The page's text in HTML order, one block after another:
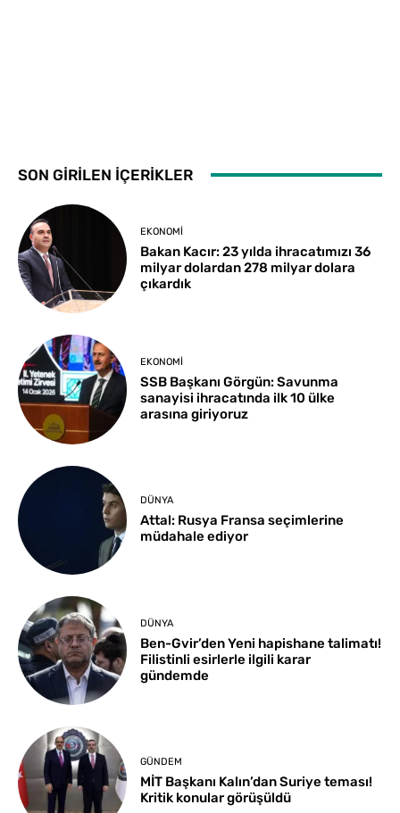
SON GİRİLEN İÇERİKLER
EKONOMI
Bakan Kacır: 23 yılda ihracatımızı 36
milyar dolardan 278 milyar dolara
çıkardık
EKONOMI
SSB Başkanı Görgün: Savunma
sanayisi ihracatında ilk 10 ülke
arasına giriyoruz
DÜNYA
Attal: Rusya Fransa seçimlerine
müdahale ediyor
DÜNYA
Ben-Gvir’den Yeni hapishane talimatı!
Filistinli esirlerle ilgili karar
gündemde
GÜNDEM
MİT Başkanı Kalın’dan Suriye teması!
Kritik konular görüşüldü